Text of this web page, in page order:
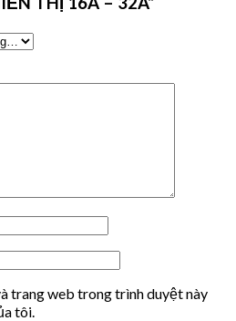
trang web trong trình duyệt này
tôi.